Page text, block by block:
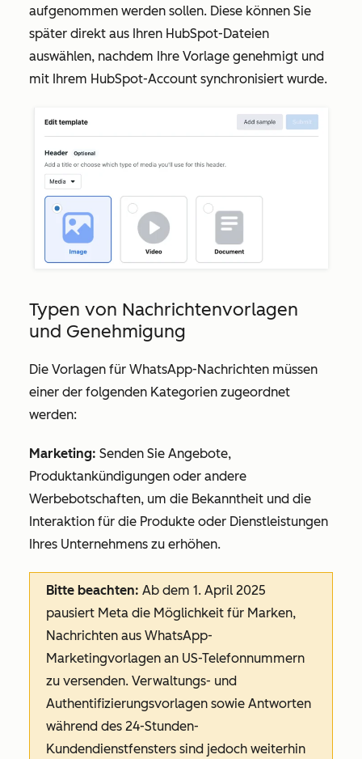
aufgenommen werden sollen. Diese können Sie
später direkt aus Ihren HubSpot-Dateien
auswählen, nachdem Ihre Vorlage genehmigt und
mit Ihrem HubSpot-Account synchronisiert wurde.
Typen von Nachrichtenvorlagen
und Genehmigung
Die Vorlagen für WhatsApp-Nachrichten müssen
einer der folgenden Kategorien zugeordnet
werden:
Marketing: Senden Sie Angebote,
Produktankündigungen oder andere
Werbebotschaften, um die Bekanntheit und die
Interaktion für die Produkte oder Dienstleistungen
Ihres Unternehmens zu erhöhen.
Bitte beachten: Ab dem 1. April 2025
pausiert Meta die Möglichkeit für Marken,
Nachrichten aus WhatsApp-
Marketingvorlagen an US-Telefonnummern
zu versenden. Verwaltungs- und
Authentifizierungsvorlagen sowie Antworten
während des 24-Stunden-
Kundendienstfensters sind jedoch weiterhin